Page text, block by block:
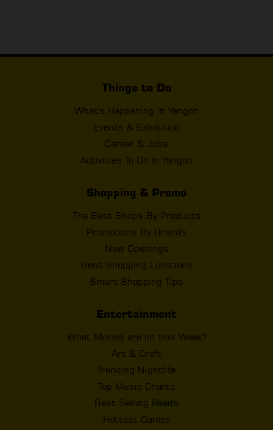
Things to Do
What's Happening In Yangon
Events & Exhibition
Career & Jobs
Activities To Do In Yangon
Shopping & Promo
The Best Shops By Products
Promotions By Brands
New Openings
Best Shopping Locations
Smart Shopping Tips
Entertainment
What Movies are on this Week?
Art & Craft
Trending Nightlife
Top Music Charts
Best Selling Reads
Hottest Games